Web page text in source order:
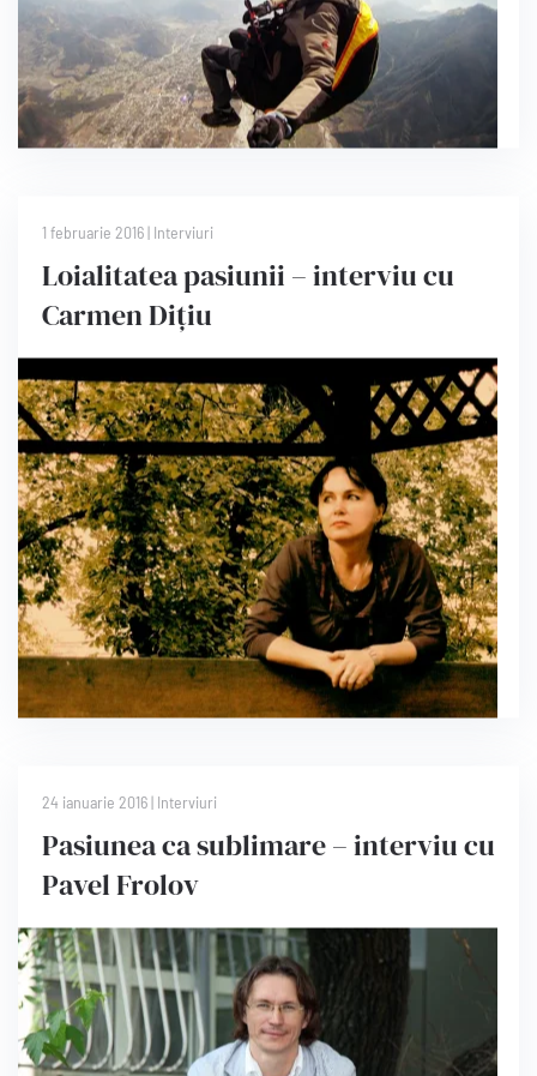
1 februarie 2016 | Interviuri
Loialitatea pasiunii – interviu cu
Carmen Dițiu
24 ianuarie 2016 | Interviuri
Pasiunea ca sublimare – interviu cu
Pavel Frolov